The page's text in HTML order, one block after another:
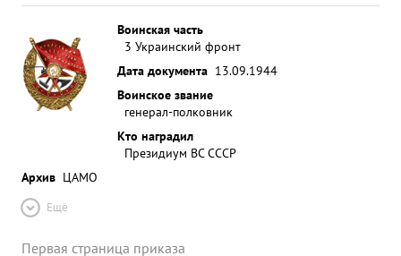
Воинская часть
3 Украинский фронт
Дата документа 13.09.1944
Воинское звание
генерал-полковник
Кто наградил
Президиум ВС СССР
Архив ЦАМО
Ещё
Первая страница приказа